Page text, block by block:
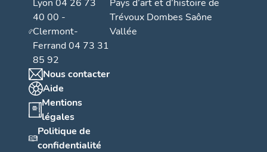
Lyon 04 26 73
40 00 -
Clermont-
Ferrand 04 73 31
85 92
Nous contacter
Aide
Mentions
légales
Politique de
confidentialité
Pays d’art et d’histoire de
Trévoux Dombes Saône
Vallée